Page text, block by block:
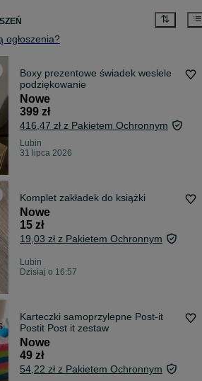
ogłoszenia?
Boxy prezentowe świadek weslele
podziękowanie
Nowe
399 zł
416,47 zł z Pakietem Ochronnym
Lubin
31 lipca 2026
Komplet zakładek do książki
Nowe
15 zł
19,03 zł z Pakietem Ochronnym
Lubin
Dzisiaj o 16:57
Karteczki samoprzylepne Post-it
Postit Post it zestaw
Nowe
49 zł
54,22 zł z Pakietem Ochronnym